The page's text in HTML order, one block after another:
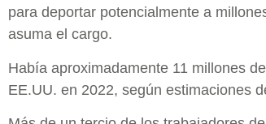
para deportar potencialmente a
asuma el cargo.
Había aproximadamente 11 millones
EE.UU. en 2022, según estimaciones